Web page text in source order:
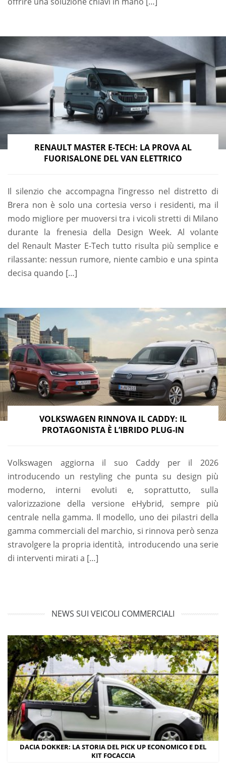
RENAULT MASTER E-TECH: LA PROVA AL
FUORISALONE DEL VAN ELETTRICO
Il silenzio che accompagna l’ingresso nel distretto di
Brera non è solo una cortesia verso i residenti, ma il
modo migliore per muoversi tra i vicoli stretti di Milano
durante la frenesia della Design Week. Al volante
del Renault Master E-Tech tutto risulta più semplice e
rilassante: nessun rumore, niente cambio e una spinta
decisa quando […]
VOLKSWAGEN RINNOVA IL CADDY: IL
PROTAGONISTA È L’IBRIDO PLUG-IN
Volkswagen aggiorna il suo Caddy per il 2026
introducendo un restyling che punta su design più
moderno, interni evoluti e, soprattutto, sulla
valorizzazione della versione eHybrid, sempre più
centrale nella gamma. Il modello, uno dei pilastri della
gamma commerciali del marchio, si rinnova però senza
stravolgere la propria identità, introducendo una serie
di interventi mirati a […]
NEWS SUI VEICOLI COMMERCIALI
DACIA DOKKER: LA STORIA DEL PICK UP ECONOMICO E DEL
KIT FOCACCIA